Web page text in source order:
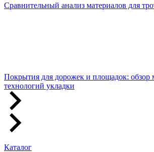
Сравнительный анализ материалов для
Покрытия для дорожек и площадок: обзор
технологий укладки
Каталог